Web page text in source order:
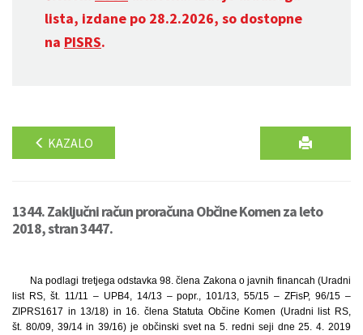
lista, izdane po 28.2.2026, so dostopne
na PISRS.
KAZALO
1344. Zaključni račun proračuna Občine Komen za leto
2018, stran 3447.
Na podlagi tretjega odstavka 98. člena Zakona o javnih financah (Uradni
list RS, št. 11/11 – UPB4, 14/13 – popr., 101/13, 55/15 – ZFisP, 96/15 –
ZIPRS1617 in 13/18) in 16. člena Statuta Občine Komen (Uradni list RS,
št. 80/09, 39/14 in 39/16) je občinski svet na 5. redni seji dne 25. 4. 2019